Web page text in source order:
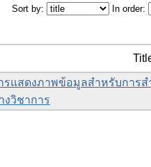
Sort by: In order:
รแสดงภาพข้อมูลสำหรับการ
งวิชาการ